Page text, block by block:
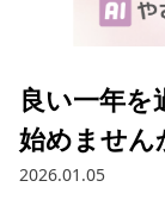
良い一年を
始めませ
2026.01.05